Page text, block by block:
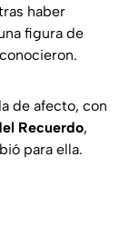
haber
figura de
de afecto, con
Recuerdo,
para ella.